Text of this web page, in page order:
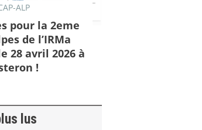
ALP
pour la 2eme
de l’IRMa
28 avril 2026 à
!
lus